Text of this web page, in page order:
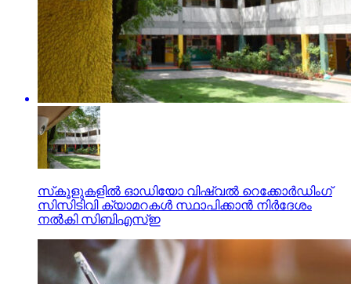
സ്‌കൂളുകളില്‍ ഓഡിയോ വിഷ്വല്‍ റെക്കോര്‍ഡിംഗ്
സിസിടിവി ക്യാമറകള്‍ സ്ഥാപിക്കാന്‍ നിര്‍ദേശം
നല്‍കി സിബിഎസ്ഇ